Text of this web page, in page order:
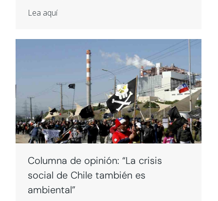
Lea aquí
Columna de opinión: “La crisis
social de Chile también es
ambiental”